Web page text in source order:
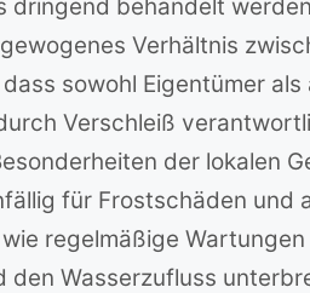
dringend behandelt
Verhältnis
sowohl Eigentümer
Verschleiß
der lokalen
für Frostschäden und
regelmäßige
den Wasserzufluss